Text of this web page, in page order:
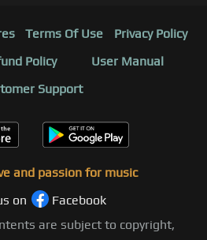
Terms Of Use
Privacy Policy
Policy
User Manual
Support
and passion for music
on
Facebook
are subject to copyright,